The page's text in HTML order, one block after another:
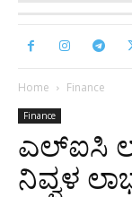
Home Finance
Finance
ಎಲ್‌ಐಸಿ
ನಿವ್ವಳ